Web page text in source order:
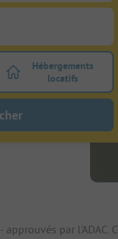
de filtre emplacements
Activez le
Hébergements
locatifs
par l'ADAC.